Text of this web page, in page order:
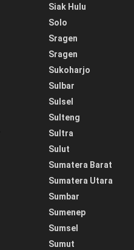
Siak Hulu
Solo
Sragen
Sragen
Sukoharjo
Sulbar
Sulsel
Sulteng
Sultra
Sulut
Sumatera Barat
Sumatera Utara
Sumbar
Sumenep
Sumsel
Sumut